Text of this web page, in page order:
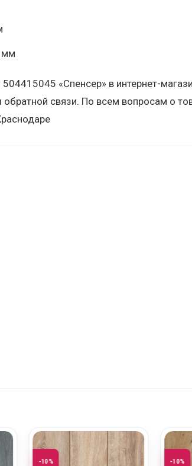
мм
«Спенсер» в интернет-
связи. По всем вопросам о
-10% -10%